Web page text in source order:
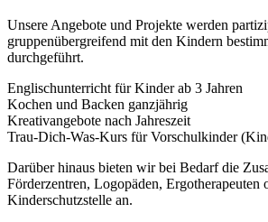
Unsere Angebote und Projekte werden
gruppenübergreifend mit den Kindern
durchgeführt.
Englischunterricht für Kinder ab 3 Jahren
Kochen und Backen ganzjährig
Kreativangebote nach Jahreszeit
Trau-Dich-Was-Kurs für Vorschulkinder
Darüber hinaus bieten wir bei Bedarf die
Förderzentren, Logopäden, Ergotherapeuten
Kinderschutzstelle an.